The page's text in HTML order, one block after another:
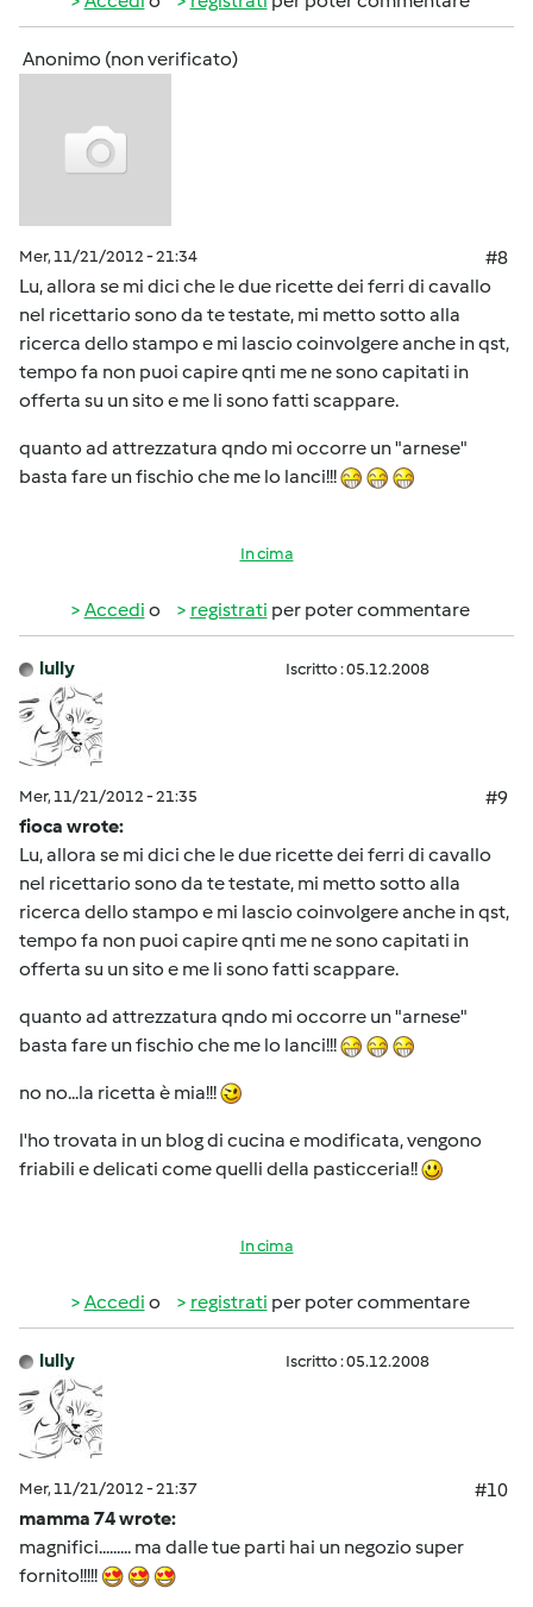
Anonimo (non verificato)
Mer, 11/21/2012 - 21:34
#8
Lu, allora se mi dici che le due ricette dei ferri di cavallo
nel ricettario sono da te testate, mi metto sotto alla
ricerca dello stampo e mi lascio coinvolgere anche in qst,
tempo fa non puoi capire qnti me ne sono capitati in
offerta su un sito e me li sono fatti scappare.
quanto ad attrezzatura qndo mi occorre un "arnese"
basta fare un fischio che me lo lanci!!!
In cima
Accedi o registrati per poter commentare
lully Iscritto : 05.12.2008
Mer, 11/21/2012 - 21:35
#9
fioca wrote:
Lu, allora se mi dici che le due ricette dei ferri di cavallo
nel ricettario sono da te testate, mi metto sotto alla
ricerca dello stampo e mi lascio coinvolgere anche in qst,
tempo fa non puoi capire qnti me ne sono capitati in
offerta su un sito e me li sono fatti scappare.
quanto ad attrezzatura qndo mi occorre un "arnese"
basta fare un fischio che me lo lanci!!!
no no...la ricetta è mia!!!
l'ho trovata in un blog di cucina e modificata, vengono
friabili e delicati come quelli della pasticceria!!
In cima
Accedi o registrati per poter commentare
lully Iscritto : 05.12.2008
Mer, 11/21/2012 - 21:37
#10
mamma 74 wrote:
magnifici......... ma dalle tue parti hai un negozio super
fornito!!!!!